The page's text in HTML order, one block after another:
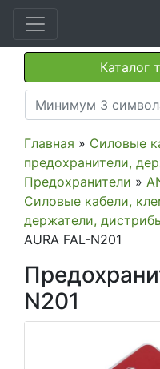
Каталог
Главная » Силовые
предохранители,
Предохранители »
Силовые кабели,
держатели,
AURA FAL-N201
N201